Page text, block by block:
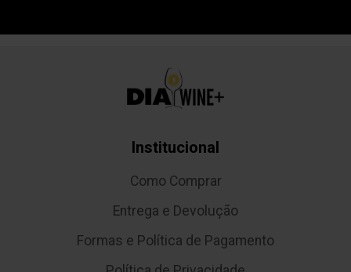
Institucional
Como Comprar
Entrega e Devolução
Formas e Política de Pagamento